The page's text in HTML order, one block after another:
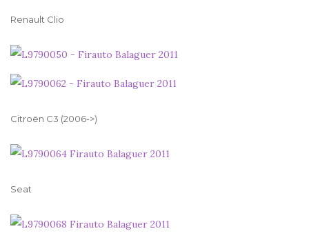
Renault Clio
Citroën C3 (2006->)
Seat